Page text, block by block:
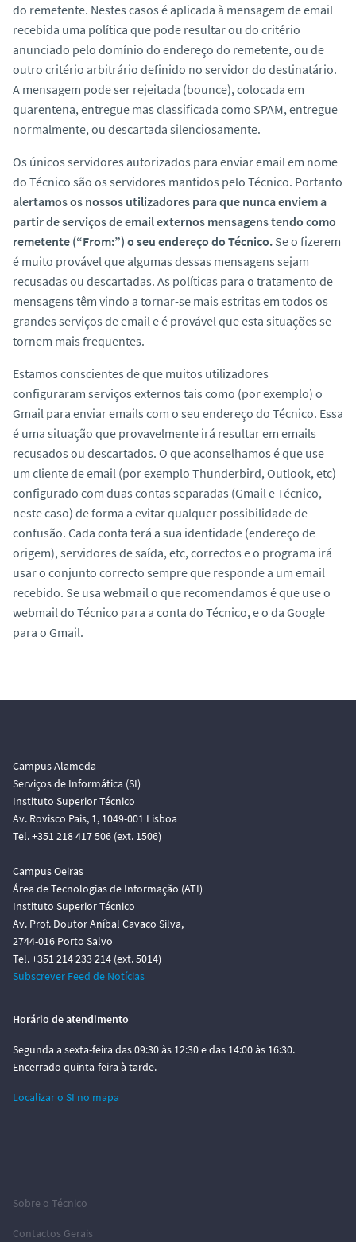
do remetente. Nestes casos é aplicada à mensagem de email
recebida uma política que pode resultar ou do critério
anunciado pelo domínio do endereço do remetente, ou de
outro critério arbitrário definido no servidor do destinatário.
A mensagem pode ser rejeitada (bounce), colocada em
quarentena, entregue mas classificada como SPAM, entregue
normalmente, ou descartada silenciosamente.
Os únicos servidores autorizados para enviar email em nome
do Técnico são os servidores mantidos pelo Técnico. Portanto
alertamos os nossos utilizadores para que nunca enviem a
partir de serviços de email externos mensagens tendo como
remetente (“From:”) o seu endereço do Técnico. Se o fizerem
é muito provável que algumas dessas mensagens sejam
recusadas ou descartadas. As políticas para o tratamento de
mensagens têm vindo a tornar-se mais estritas em todos os
grandes serviços de email e é provável que esta situações se
tornem mais frequentes.
Estamos conscientes de que muitos utilizadores
configuraram serviços externos tais como (por exemplo) o
Gmail para enviar emails com o seu endereço do Técnico. Essa
é uma situação que provavelmente irá resultar em emails
recusados ou descartados. O que aconselhamos é que use
um cliente de email (por exemplo Thunderbird, Outlook, etc)
configurado com duas contas separadas (Gmail e Técnico,
neste caso) de forma a evitar qualquer possibilidade de
confusão. Cada conta terá a sua identidade (endereço de
origem), servidores de saída, etc, correctos e o programa irá
usar o conjunto correcto sempre que responde a um email
recebido. Se usa webmail o que recomendamos é que use o
webmail do Técnico para a conta do Técnico, e o da Google
para o Gmail.
Campus Alameda
Serviços de Informática (SI)
Instituto Superior Técnico
Av. Rovisco Pais, 1, 1049-001 Lisboa
Tel. +351 218 417 506 (ext. 1506)
Campus Oeiras
Área de Tecnologias de Informação (ATI)
Instituto Superior Técnico
Av. Prof. Doutor Aníbal Cavaco Silva,
2744-016 Porto Salvo
Tel. +351 214 233 214 (ext. 5014)
Subscrever Feed de Notícias
Horário de atendimento
Segunda a sexta-feira das 09:30 às 12:30 e das 14:00 às 16:30.
Encerrado quinta-feira à tarde.
Localizar o SI no mapa
Sobre o Técnico
Contactos Gerais